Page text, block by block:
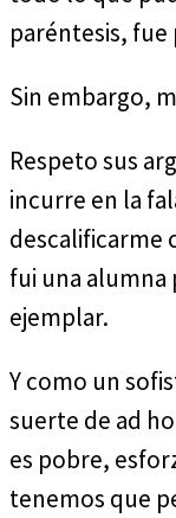
paréntesis, fue
Sin embargo,
Respeto sus
incurre en la
descalificarme
fui una alumna
ejemplar.
Y como un
suerte de ad
es pobre,
tenemos que